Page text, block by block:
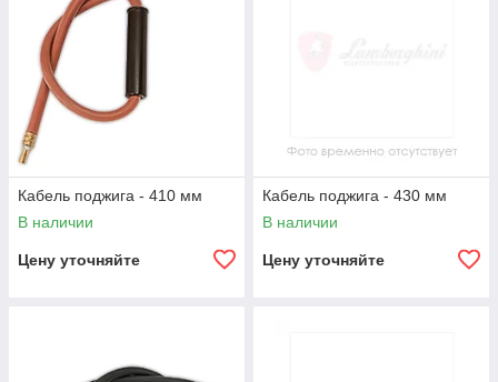
Кабель поджига - 410 мм
В наличии
Цену уточняйте
Кабель поджига - 430 мм
В наличии
Цену уточняйте